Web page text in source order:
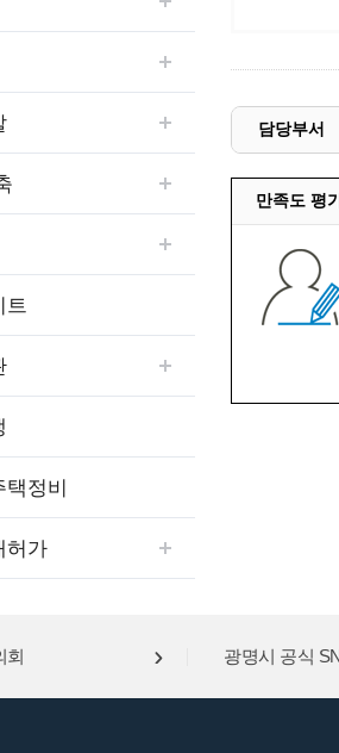
트
택정비
허가
담당부서
만족도 평
회 광명시 공식